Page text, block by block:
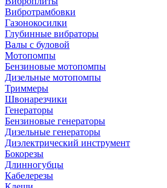
Вибротрамбовки
Газонокосилки
Глубинные вибраторы
Валы с буловой
Мотопомпы
Бензиновые мотопомпы
Дизельные мотопомпы
Триммеры
Швонарезчики
Генераторы
Бензиновые генераторы
Дизельные генераторы
Диэлектрический инструмент
Бокорезы
Длинногубцы
Кабелерезы